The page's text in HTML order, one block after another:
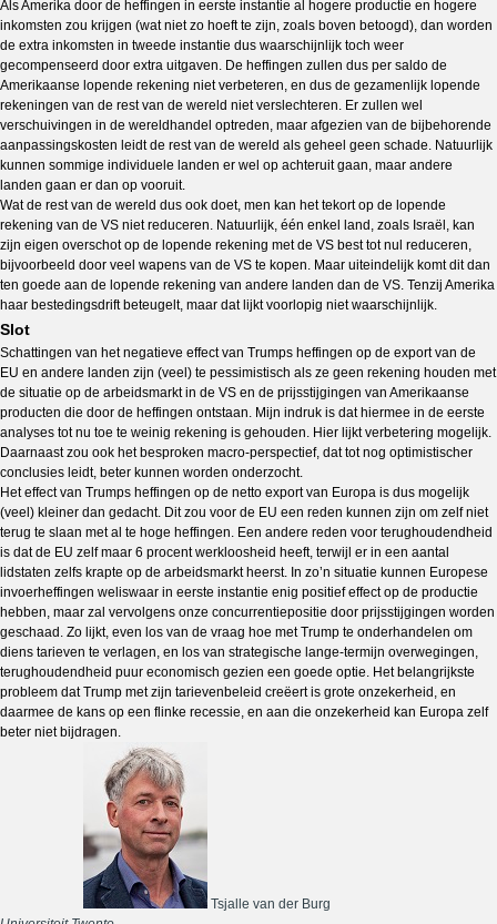
Als Amerika door de heffingen in eerste instantie al hogere productie en hogere
inkomsten zou krijgen (wat niet zo hoeft te zijn, zoals boven betoogd), dan worden
de extra inkomsten in tweede instantie dus waarschijnlijk toch weer
gecompenseerd door extra uitgaven. De heffingen zullen dus per saldo de
Amerikaanse lopende rekening niet verbeteren, en dus de gezamenlijk lopende
rekeningen van de rest van de wereld niet verslechteren. Er zullen wel
verschuivingen in de wereldhandel optreden, maar afgezien van de bijbehorende
aanpassingskosten leidt de rest van de wereld als geheel geen schade. Natuurlijk
kunnen sommige individuele landen er wel op achteruit gaan, maar andere
landen gaan er dan op vooruit.
Wat de rest van de wereld dus ook doet, men kan het tekort op de lopende
rekening van de VS niet reduceren. Natuurlijk, één enkel land, zoals Israël, kan
zijn eigen overschot op de lopende rekening met de VS best tot nul reduceren,
bijvoorbeeld door veel wapens van de VS te kopen. Maar uiteindelijk komt dit dan
ten goede aan de lopende rekening van andere landen dan de VS. Tenzij Amerika
haar bestedingsdrift beteugelt, maar dat lijkt voorlopig niet waarschijnlijk.
Slot
Schattingen van het negatieve effect van Trumps heffingen op de export van de
EU en andere landen zijn (veel) te pessimistisch als ze geen rekening houden met
de situatie op de arbeidsmarkt in de VS en de prijsstijgingen van Amerikaanse
producten die door de heffingen ontstaan. Mijn indruk is dat hiermee in de eerste
analyses tot nu toe te weinig rekening is gehouden. Hier lijkt verbetering mogelijk.
Daarnaast zou ook het besproken macro-perspectief, dat tot nog optimistischer
conclusies leidt, beter kunnen worden onderzocht.
Het effect van Trumps heffingen op de netto export van Europa is dus mogelijk
(veel) kleiner dan gedacht. Dit zou voor de EU een reden kunnen zijn om zelf niet
terug te slaan met al te hoge heffingen. Een andere reden voor terughoudendheid
is dat de EU zelf maar 6 procent werkloosheid heeft, terwijl er in een aantal
lidstaten zelfs krapte op de arbeidsmarkt heerst. In zo’n situatie kunnen Europese
invoerheffingen weliswaar in eerste instantie enig positief effect op de productie
hebben, maar zal vervolgens onze concurrentiepositie door prijsstijgingen worden
geschaad. Zo lijkt, even los van de vraag hoe met Trump te onderhandelen om
diens tarieven te verlagen, en los van strategische lange-termijn overwegingen,
terughoudendheid puur economisch gezien een goede optie. Het belangrijkste
probleem dat Trump met zijn tarievenbeleid creëert is grote onzekerheid, en
daarmee de kans op een flinke recessie, en aan die onzekerheid kan Europa zelf
beter niet bijdragen.
Tsjalle van der Burg